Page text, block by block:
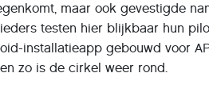
maar ook gevestigde
testen hier blijkbaar hun
installatieapp gebouwd voor
zo is de cirkel weer rond.